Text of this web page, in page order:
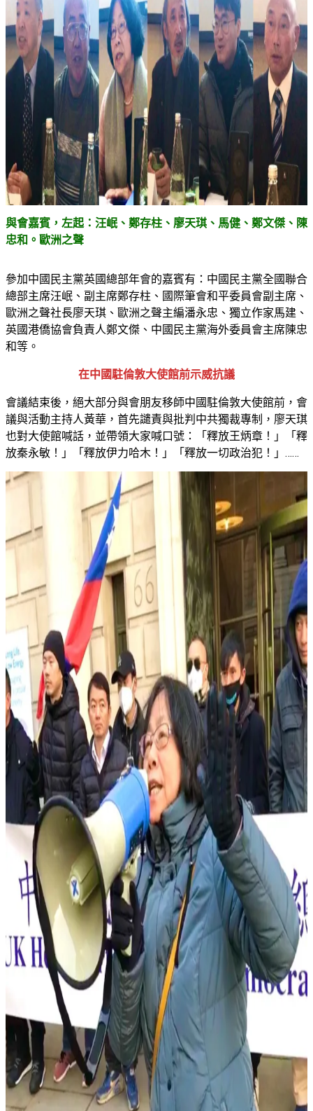
與會嘉賓，左起：汪岷、鄭存柱、廖天琪、馬健、鄭文傑、陳
忠和。歐洲之聲
參加中國民主黨英國總部年會的嘉賓有：中國民主黨全國聯合
總部主席汪岷、副主席鄭存柱、國際筆會和平委員會副主席、
歐洲之聲社長廖天琪、歐洲之聲主編潘永忠、獨立作家馬建、
英國港僑協會負責人鄭文傑、中國民主黨海外委員會主席陳忠
和等。
在中國駐倫敦大使館前示威抗議
會議結束後，絕大部分與會朋友移師中國駐倫敦大使館前，會
議與活動主持人黃華，首先譴責與批判中共獨裁專制，廖天琪
也對大使館喊話，並帶領大家喊口號：「釋放王炳章！」「釋
放秦永敏！」「釋放伊力哈木！」「釋放一切政治犯！」……